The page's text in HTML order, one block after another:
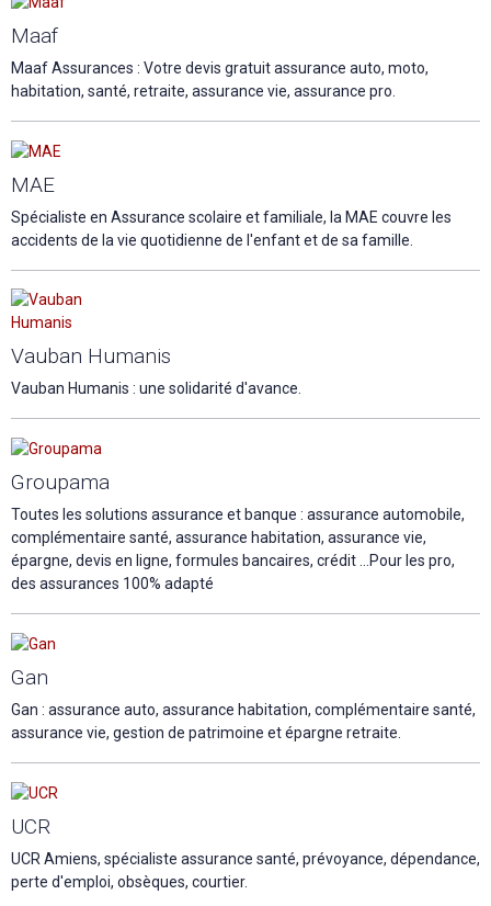
Maaf
Maaf Assurances : Votre devis gratuit assurance auto, moto,
habitation, santé, retraite, assurance vie, assurance pro.
MAE
Spécialiste en Assurance scolaire et familiale, la MAE couvre les
accidents de la vie quotidienne de l'enfant et de sa famille.
Vauban Humanis
Vauban Humanis : une solidarité d'avance.
Groupama
Toutes les solutions assurance et banque : assurance automobile,
complémentaire santé, assurance habitation, assurance vie,
épargne, devis en ligne, formules bancaires, crédit ...Pour les pro,
des assurances 100% adapté
Gan
Gan : assurance auto, assurance habitation, complémentaire santé,
assurance vie, gestion de patrimoine et épargne retraite.
UCR
UCR Amiens, spécialiste assurance santé, prévoyance, dépendance,
perte d'emploi, obsèques, courtier.